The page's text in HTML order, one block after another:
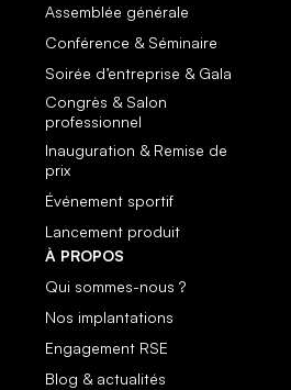
Assemblée générale
Conférence & Séminaire
Soirée d’entreprise & Gala
Congrès & Salon
professionnel
Inauguration & Remise de
prix
Événement sportif
Lancement produit
À PROPOS
Qui sommes-nous ?
Nos implantations
Engagement RSE
Blog & actualités